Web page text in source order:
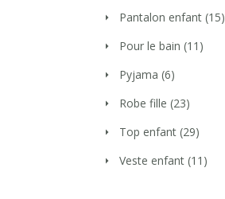
Pantalon enfant (15)
Pour le bain (11)
Pyjama (6)
Robe fille (23)
Top enfant (29)
Veste enfant (11)